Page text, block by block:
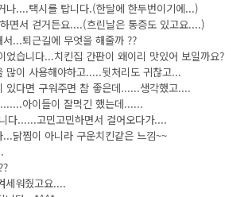
나....택시를 탑니다.(한달에 한두번이기에...)
면서 걷거든요....(흐린날은 통증도 있고요....)
...퇴근길에 무엇을 해줄까 ??
습니다...치킨집 간판이 왜이리 맛있어 보일까요?
많이 사용해야하고.....뒷처리도 귀찮고...
있다면 구워주면 참 좋은데......생각했고....
아이들이 잘먹긴 했는데......
다......고민고민하면서 걸어오다가....
닭찜이 아니라 구운치킨같은 느낌~~
세워줬고요....